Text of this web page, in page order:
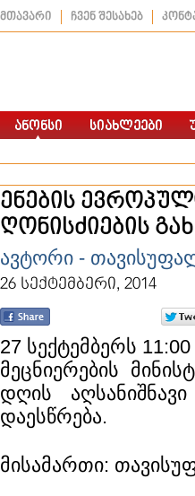
მთავარი ჩვენ შესახებ
ენების
ღონისძიების
ავტორი -
26 სექტემბერი, 2014
27 სექტემბერს
მეცნიერების
დღის
დაესწრება.
მისამართი: